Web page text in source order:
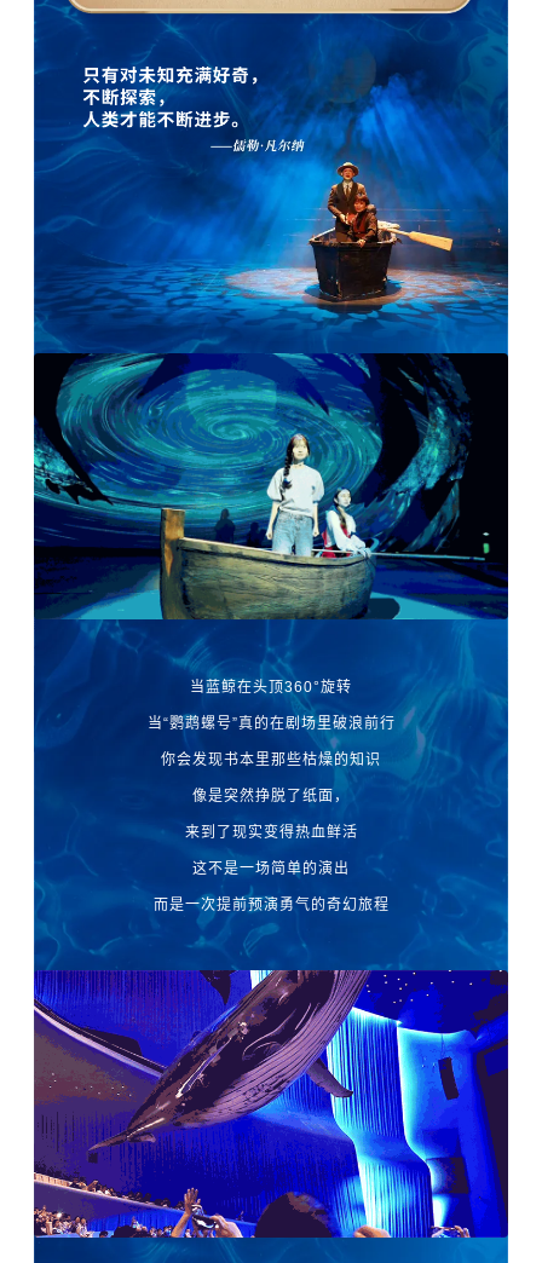
当蓝鲸在头顶360°旋转
当“鹦鹉螺号”真的在剧场里破浪前行
你会发现书本里那些枯燥的知识
像是突然挣脱了纸面，
来到了现实变得热血鲜活
这不是一场简单的演出
而是一次提前预演勇气的奇幻旅程